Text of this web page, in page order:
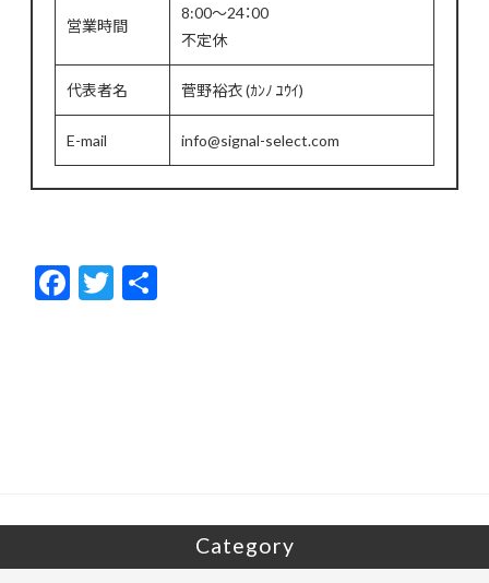
営業時間
8:00～24：00
不定休
代表者名 菅野裕衣 (ｶﾝﾉ ﾕｳｲ)
E-mail info@signal-select.com
F
ac
T
w
Category